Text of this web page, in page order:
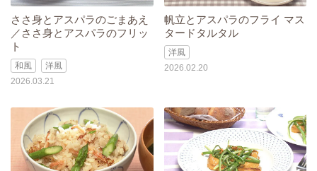
ささ身とアスパラのごまあえ
／ささ身とアスパラのフリッ
ト
和風
洋風
2026.03.21
帆立とアスパラのフライ マス
タードタルタル
洋風
2026.02.20